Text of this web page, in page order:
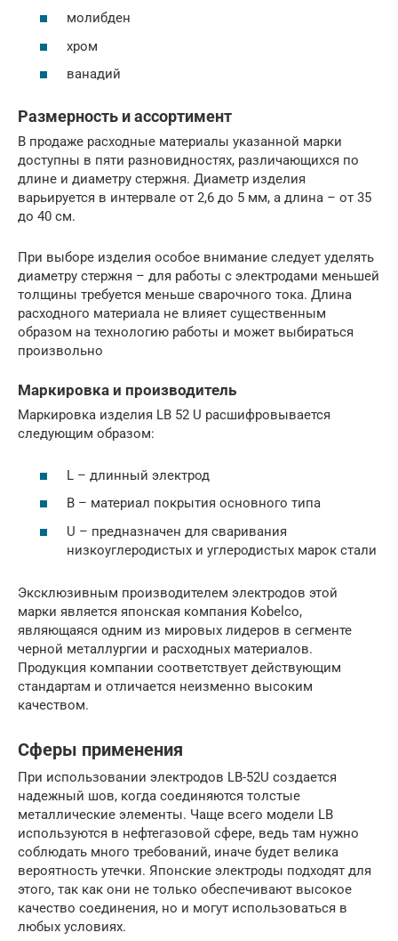
молибден
хром
ванадий
Размерность и ассортимент
В продаже расходные материалы указанной марки
доступны в пяти разновидностях, различающихся по
длине и диаметру стержня. Диаметр изделия
варьируется в интервале от 2,6 до 5 мм, а длина – от 35
до 40 см.
При выборе изделия особое внимание следует уделять
диаметру стержня – для работы с электродами меньшей
толщины требуется меньше сварочного тока. Длина
расходного материала не влияет существенным
образом на технологию работы и может выбираться
произвольно
Маркировка и производитель
Маркировка изделия LB 52 U расшифровывается
следующим образом:
L – длинный электрод
B – материал покрытия основного типа
U – предназначен для сваривания
низкоуглеродистых и углеродистых марок стали
Эксклюзивным производителем электродов этой
марки является японская компания Kobelco,
являющаяся одним из мировых лидеров в сегменте
черной металлургии и расходных материалов.
Продукция компании соответствует действующим
стандартам и отличается неизменно высоким
качеством.
Сферы применения
При использовании электродов LB-52U создается
надежный шов, когда соединяются толстые
металлические элементы. Чаще всего модели LB
используются в нефтегазовой сфере, ведь там нужно
соблюдать много требований, иначе будет велика
вероятность утечки. Японские электроды подходят для
этого, так как они не только обеспечивают высокое
качество соединения, но и могут использоваться в
любых условиях.